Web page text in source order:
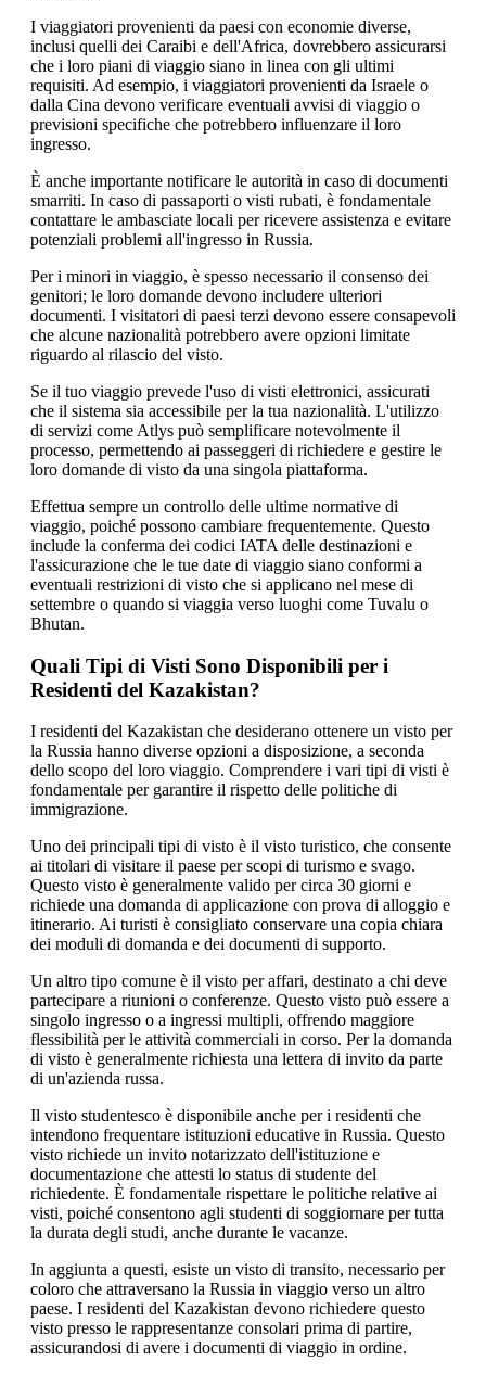
I viaggiatori provenienti da paesi con economie diverse,
inclusi quelli dei Caraibi e dell'Africa, dovrebbero assicurarsi
che i loro piani di viaggio siano in linea con gli ultimi
requisiti. Ad esempio, i viaggiatori provenienti da Israele o
dalla Cina devono verificare eventuali avvisi di viaggio o
previsioni specifiche che potrebbero influenzare il loro
ingresso.
È anche importante notificare le autorità in caso di documenti
smarriti. In caso di passaporti o visti rubati, è fondamentale
contattare le ambasciate locali per ricevere assistenza e evitare
potenziali problemi all'ingresso in Russia.
Per i minori in viaggio, è spesso necessario il consenso dei
genitori; le loro domande devono includere ulteriori
documenti. I visitatori di paesi terzi devono essere consapevoli
che alcune nazionalità potrebbero avere opzioni limitate
riguardo al rilascio del visto.
Se il tuo viaggio prevede l'uso di visti elettronici, assicurati
che il sistema sia accessibile per la tua nazionalità. L'utilizzo
di servizi come Atlys può semplificare notevolmente il
processo, permettendo ai passeggeri di richiedere e gestire le
loro domande di visto da una singola piattaforma.
Effettua sempre un controllo delle ultime normative di
viaggio, poiché possono cambiare frequentemente. Questo
include la conferma dei codici IATA delle destinazioni e
l'assicurazione che le tue date di viaggio siano conformi a
eventuali restrizioni di visto che si applicano nel mese di
settembre o quando si viaggia verso luoghi come Tuvalu o
Bhutan.
Quali Tipi di Visti Sono Disponibili per i
Residenti del Kazakistan?
I residenti del Kazakistan che desiderano ottenere un visto per
la Russia hanno diverse opzioni a disposizione, a seconda
dello scopo del loro viaggio. Comprendere i vari tipi di visti è
fondamentale per garantire il rispetto delle politiche di
immigrazione.
Uno dei principali tipi di visto è il visto turistico, che consente
ai titolari di visitare il paese per scopi di turismo e svago.
Questo visto è generalmente valido per circa 30 giorni e
richiede una domanda di applicazione con prova di alloggio e
itinerario. Ai turisti è consigliato conservare una copia chiara
dei moduli di domanda e dei documenti di supporto.
Un altro tipo comune è il visto per affari, destinato a chi deve
partecipare a riunioni o conferenze. Questo visto può essere a
singolo ingresso o a ingressi multipli, offrendo maggiore
flessibilità per le attività commerciali in corso. Per la domanda
di visto è generalmente richiesta una lettera di invito da parte
di un'azienda russa.
Il visto studentesco è disponibile anche per i residenti che
intendono frequentare istituzioni educative in Russia. Questo
visto richiede un invito notarizzato dell'istituzione e
documentazione che attesti lo status di studente del
richiedente. È fondamentale rispettare le politiche relative ai
visti, poiché consentono agli studenti di soggiornare per tutta
la durata degli studi, anche durante le vacanze.
In aggiunta a questi, esiste un visto di transito, necessario per
coloro che attraversano la Russia in viaggio verso un altro
paese. I residenti del Kazakistan devono richiedere questo
visto presso le rappresentanze consolari prima di partire,
assicurandosi di avere i documenti di viaggio in ordine.